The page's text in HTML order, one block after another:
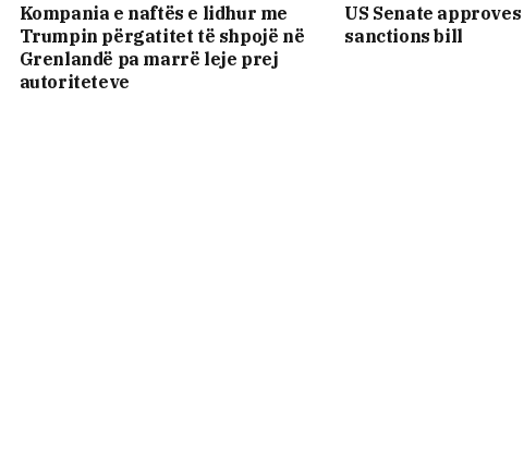
Kompania e naftës e lidhur me
Trumpin përgatitet të shpojë në
Grenlandë pa marrë leje prej
autoriteteve
US Senate
sanctions bill